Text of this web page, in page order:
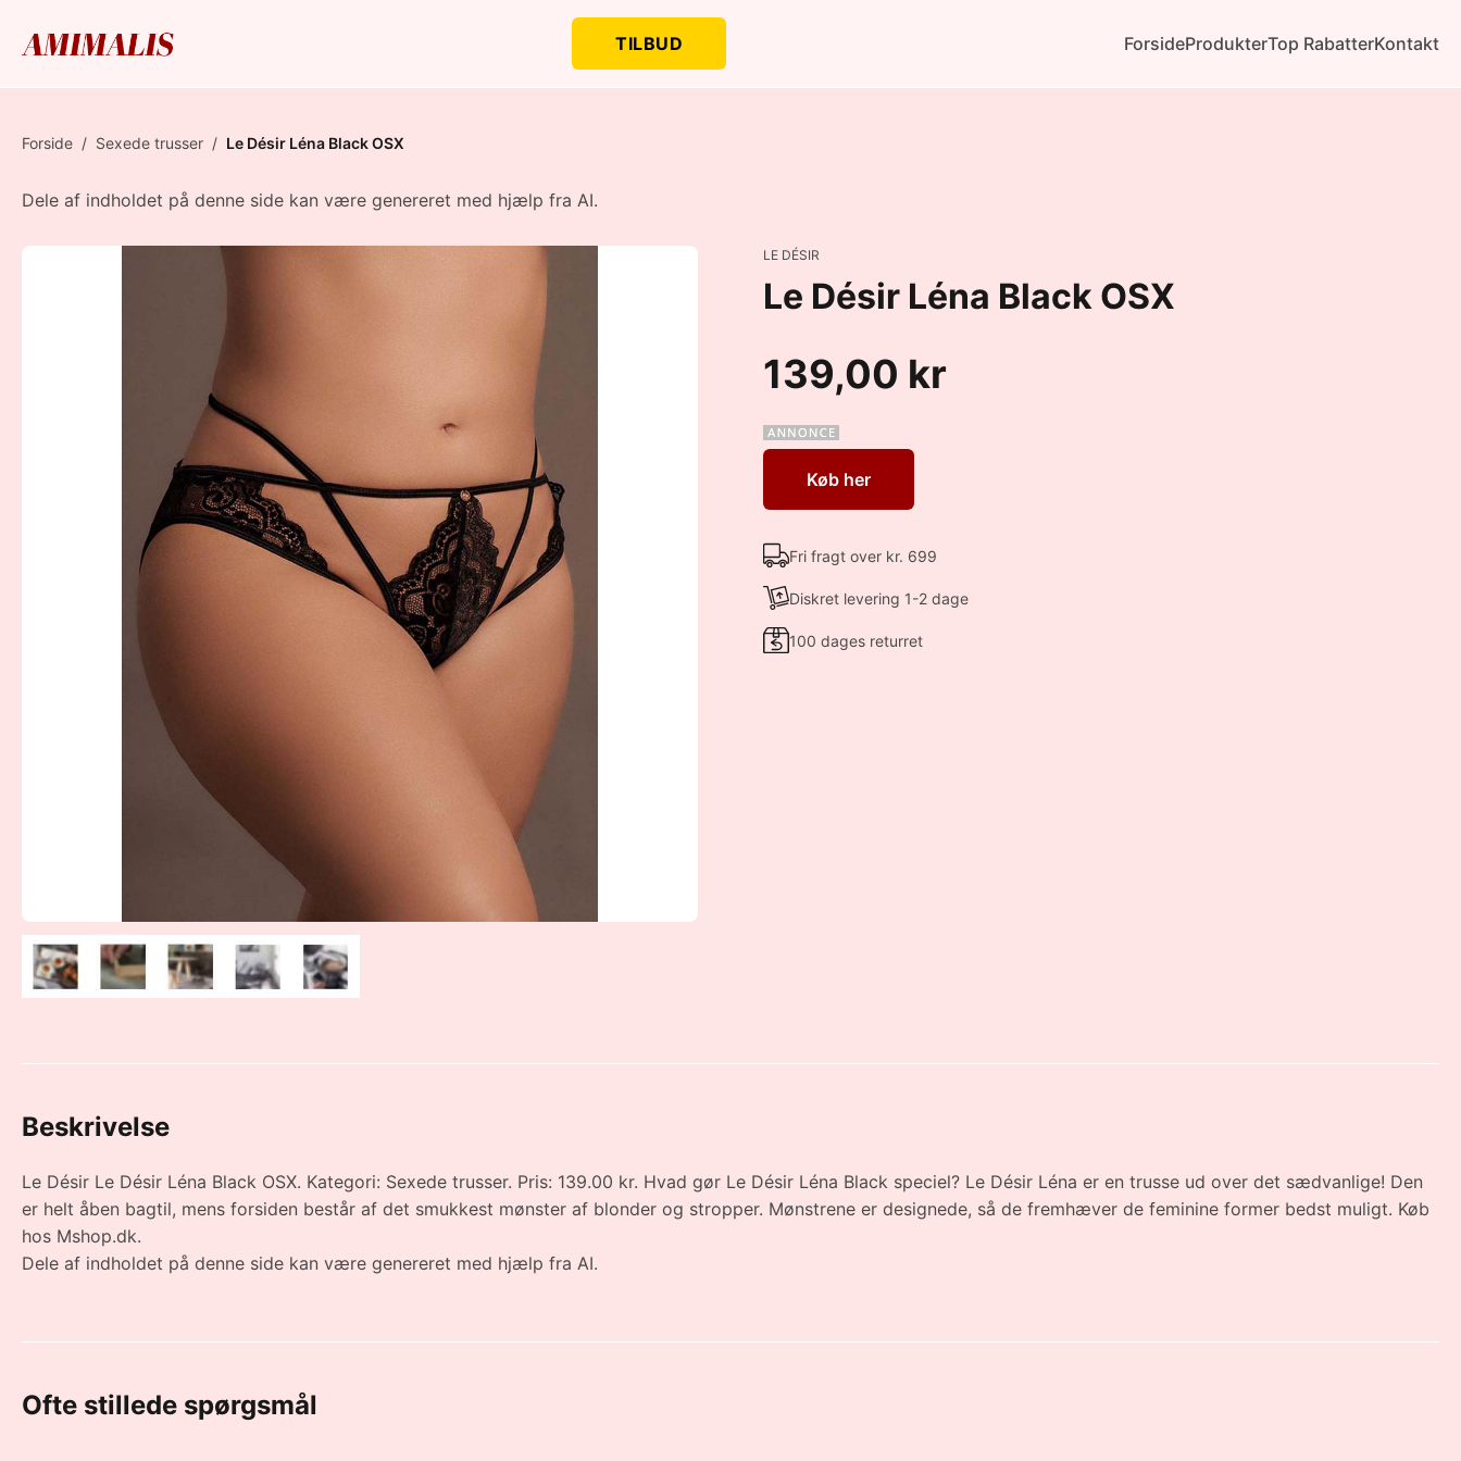
TILBUD ForsideProdukterTop RabatterKontakt
Forside / Sexede trusser / Le Désir Léna Black OSX
Dele af indholdet på denne side kan være genereret med hjælp fra AI.
LE DÉSIR
Le Désir Léna Black OSX
139,00 kr
Køb her
Fri fragt over kr. 699
Diskret levering 1-2 dage
100 dages returret
Beskrivelse
Le Désir Le Désir Léna Black OSX. Kategori: Sexede trusser. Pris: 139.00 kr. Hvad gør Le Désir Léna Black speciel? Le Désir Léna er en trusse ud over det sædvanlige! Den
er helt åben bagtil, mens forsiden består af det smukkest mønster af blonder og stropper. Mønstrene er designede, så de fremhæver de feminine former bedst muligt. Køb
hos Mshop.dk.
Dele af indholdet på denne side kan være genereret med hjælp fra AI.
Ofte stillede spørgsmål